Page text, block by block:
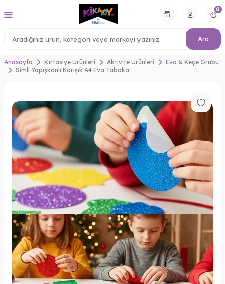
Ara
0
Anasayfa Kırtasiye Ürünleri Aktivite Ürünleri
Eva & Keçe Grubu
Simli Yapışkanlı Karışık A4 Eva Tabaka